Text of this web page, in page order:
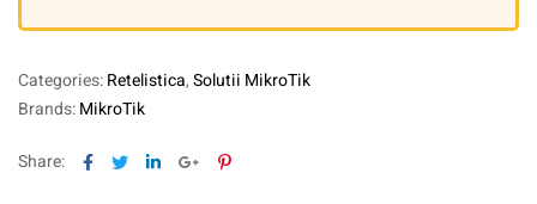
Categories:Retelistica,Solutii MikroTik
Brands:MikroTik
Share: Facebook
TwitterLinkedinGoogle+Pinterest